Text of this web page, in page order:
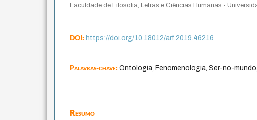
Faculdade de Filosofia, Letras e Ciências Humanas -
DOI:https://doi.org/10.18012/arf.2019.46216
Palavras-chave:Ontologia, Fenomenologia, Ser-no-
Resumo